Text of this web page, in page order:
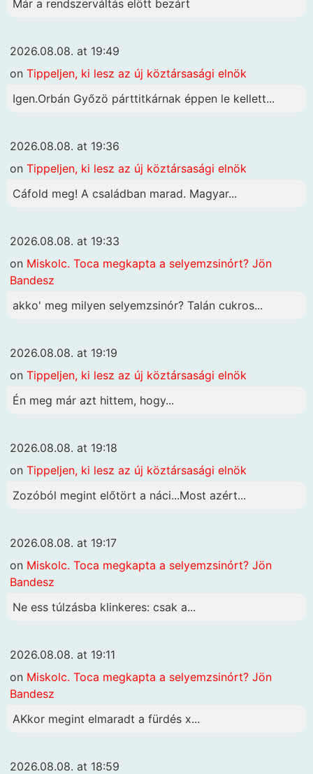
Már a rendszerváltás elött bezárt
2026.08.08. at 19:49
on Tippeljen, ki lesz az új köztársasági elnök
Igen.Orbán Győzö párttitkárnak éppen le kellett...
2026.08.08. at 19:36
on Tippeljen, ki lesz az új köztársasági elnök
Cáfold meg! A családban marad. Magyar...
2026.08.08. at 19:33
on Miskolc. Toca megkapta a selyemzsinórt? Jön
Bandesz
akko' meg milyen selyemzsinór? Talán cukros...
2026.08.08. at 19:19
on Tippeljen, ki lesz az új köztársasági elnök
Én meg már azt hittem, hogy...
2026.08.08. at 19:18
on Tippeljen, ki lesz az új köztársasági elnök
Zozóból megint előtört a náci...Most azért...
2026.08.08. at 19:17
on Miskolc. Toca megkapta a selyemzsinórt? Jön
Bandesz
Ne ess túlzásba klinkeres: csak a...
2026.08.08. at 19:11
on Miskolc. Toca megkapta a selyemzsinórt? Jön
Bandesz
AKkor megint elmaradt a fürdés x...
2026.08.08. at 18:59